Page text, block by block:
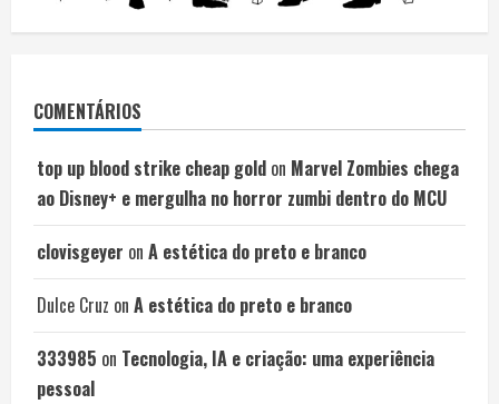
COMENTÁRIOS
top up blood strike cheap gold on Marvel Zombies chega
ao Disney+ e mergulha no horror zumbi dentro do MCU
clovisgeyer on A estética do preto e branco
Dulce Cruz on A estética do preto e branco
333985 on Tecnologia, IA e criação: uma experiência
pessoal